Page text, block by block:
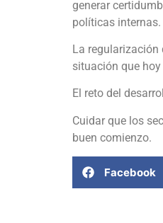
generar
políticas internas.
La regularización
situación que
El reto del
Cuidar que los
buen comienzo.
Facebook